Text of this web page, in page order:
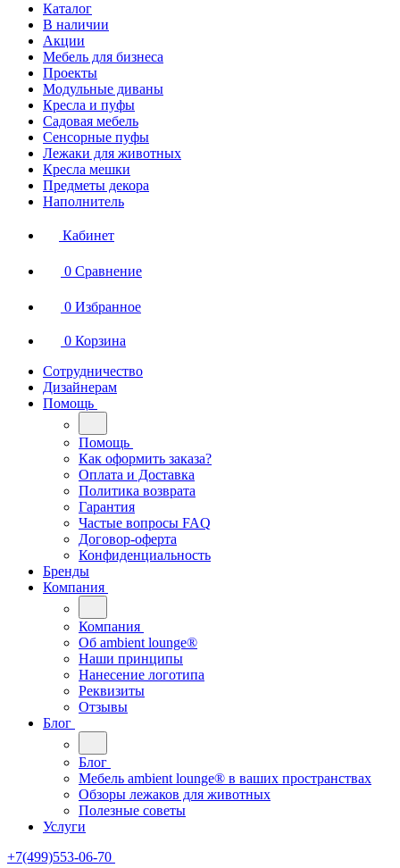
Каталог
В наличии
Акции
Мебель для бизнеса
Проекты
Модульные диваны
Кресла и пуфы
Садовая мебель
Сенсорные пуфы
Лежаки для животных
Кресла мешки
Предметы декора
Наполнитель
Кабинет
0 Сравнение
0 Избранное
0 Корзина
Сотрудничество
Дизайнерам
Помощь
Помощь
Как оформить заказа?
Оплата и Доставка
Политика возврата
Гарантия
Частые вопросы FAQ
Договор-оферта
Конфиденциальность
Бренды
Компания
Компания
Oб ambient lounge®
Наши принципы
Нанесение логотипа
Реквизиты
Отзывы
Блог
Блог
Мебель ambient lounge® в ваших пространствах
Обзоры лежаков для животных
Полезные советы
Услуги
+7(499)553-06-70